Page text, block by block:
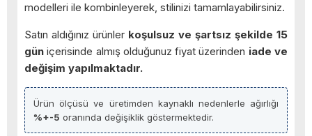
modelleri ile kombinleyerek, stilinizi tamamlayabilirsiniz.
Satın aldığınız ürünler koşulsuz ve şartsız şekilde 15
gün içerisinde almış olduğunuz fiyat üzerinden iade ve
değişim yapılmaktadır.
Ürün ölçüsü ve üretimden kaynaklı nedenlerle ağırlığı
%+-5 oranında değişiklik göstermektedir.